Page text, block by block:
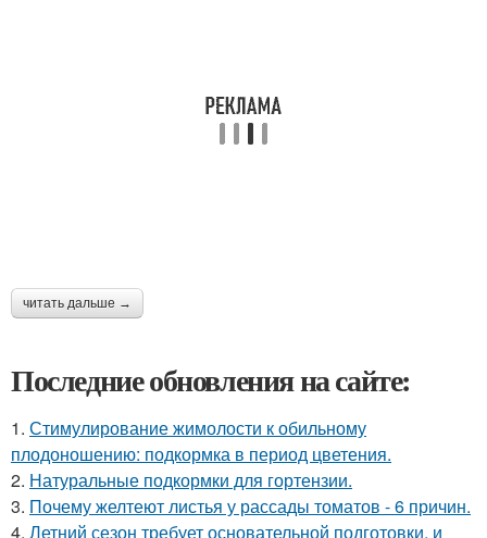
читать дальше →
Последние обновления на сайте:
1. Стимулирование жимолости к обильному
плодоношению: подкормка в период цветения.
2. Натуральные подкормки для гортензии.
3. Почему желтеют листья у рассады томатов - 6 причин.
4. Летний сезон требует основательной подготовки, и